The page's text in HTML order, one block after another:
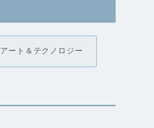
ート＆テクノロジー